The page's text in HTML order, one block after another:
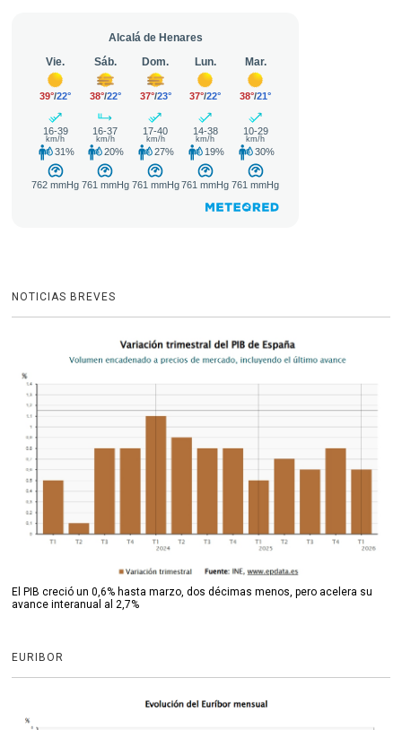
NOTICIAS BREVES
El PIB creció un 0,6% hasta marzo, dos décimas menos, pero acelera su
avance interanual al 2,7%
EURIBOR